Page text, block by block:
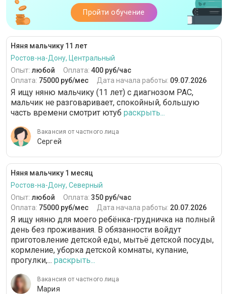
Пройти обучение
Няня мальчику 11 лет
Ростов-на-Дону, Центральный
Опыт: любой Оплата: 400 руб/час
Оплата: 75000 руб/мес Дата начала работы: 09.07.2026
Я ищу няню мальчику (11 лет) с диагнозом РАС,
мальчик не разговаривает, спокойный, большую
часть времени смотрит ютуб раскрыть...
Вакансия от частного лица
Сергей
Няня мальчику 1 месяц
Ростов-на-Дону, Северный
Опыт: любой Оплата: 350 руб/час
Оплата: 75000 руб/мес Дата начала работы: 20.07.2026
Я ищу няню для моего ребёнка-грудничка на полный
день без проживания. В обязанности войдут
приготовление детской еды, мытьё детской посуды,
кормление, уборка детской комнаты, купание,
прогулки,... раскрыть...
Вакансия от частного лица
Мария